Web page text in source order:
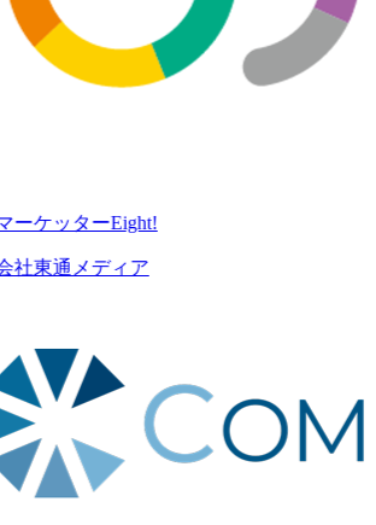
ーケッターEight!
社東通メディア